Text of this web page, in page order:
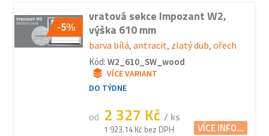
-5%
vratová sekce Impozant W2,
výška 610 mm
barva bílá, antracit, zlatý dub, ořech
Kód: W2_610_SW_wood
VÍCE VARIANT
DO TÝDNE
od 2 327 Kč / ks
1 923.14 Kč bez DPH VÍCE INFO...